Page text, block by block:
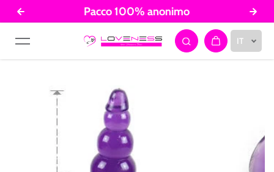
Salta al contenuto Pacco 100% anonimo
IT